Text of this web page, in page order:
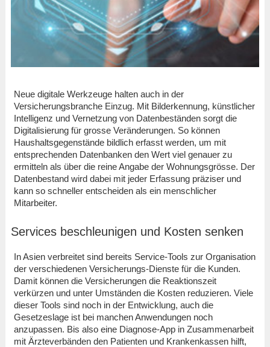
Neue digitale Werkzeuge halten auch in der
Versicherungsbranche Einzug. Mit Bilderkennung, künstlicher
Intelligenz und Vernetzung von Datenbeständen sorgt die
Digitalisierung für grosse Veränderungen. So können
Haushaltsgegenstände bildlich erfasst werden, um mit
entsprechenden Datenbanken den Wert viel genauer zu
ermitteln als über die reine Angabe der Wohnungsgrösse. Der
Datenbestand wird dabei mit jeder Erfassung präziser und
kann so schneller entscheiden als ein menschlicher
Mitarbeiter.
Services beschleunigen und Kosten senken
In Asien verbreitet sind bereits Service-Tools zur Organisation
der verschiedenen Versicherungs-Dienste für die Kunden.
Damit können die Versicherungen die Reaktionszeit
verkürzen und unter Umständen die Kosten reduzieren. Viele
dieser Tools sind noch in der Entwicklung, auch die
Gesetzeslage ist bei manchen Anwendungen noch
anzupassen. Bis also eine Diagnose-App in Zusammenarbeit
mit Ärzteverbänden den Patienten und Krankenkassen hilft,